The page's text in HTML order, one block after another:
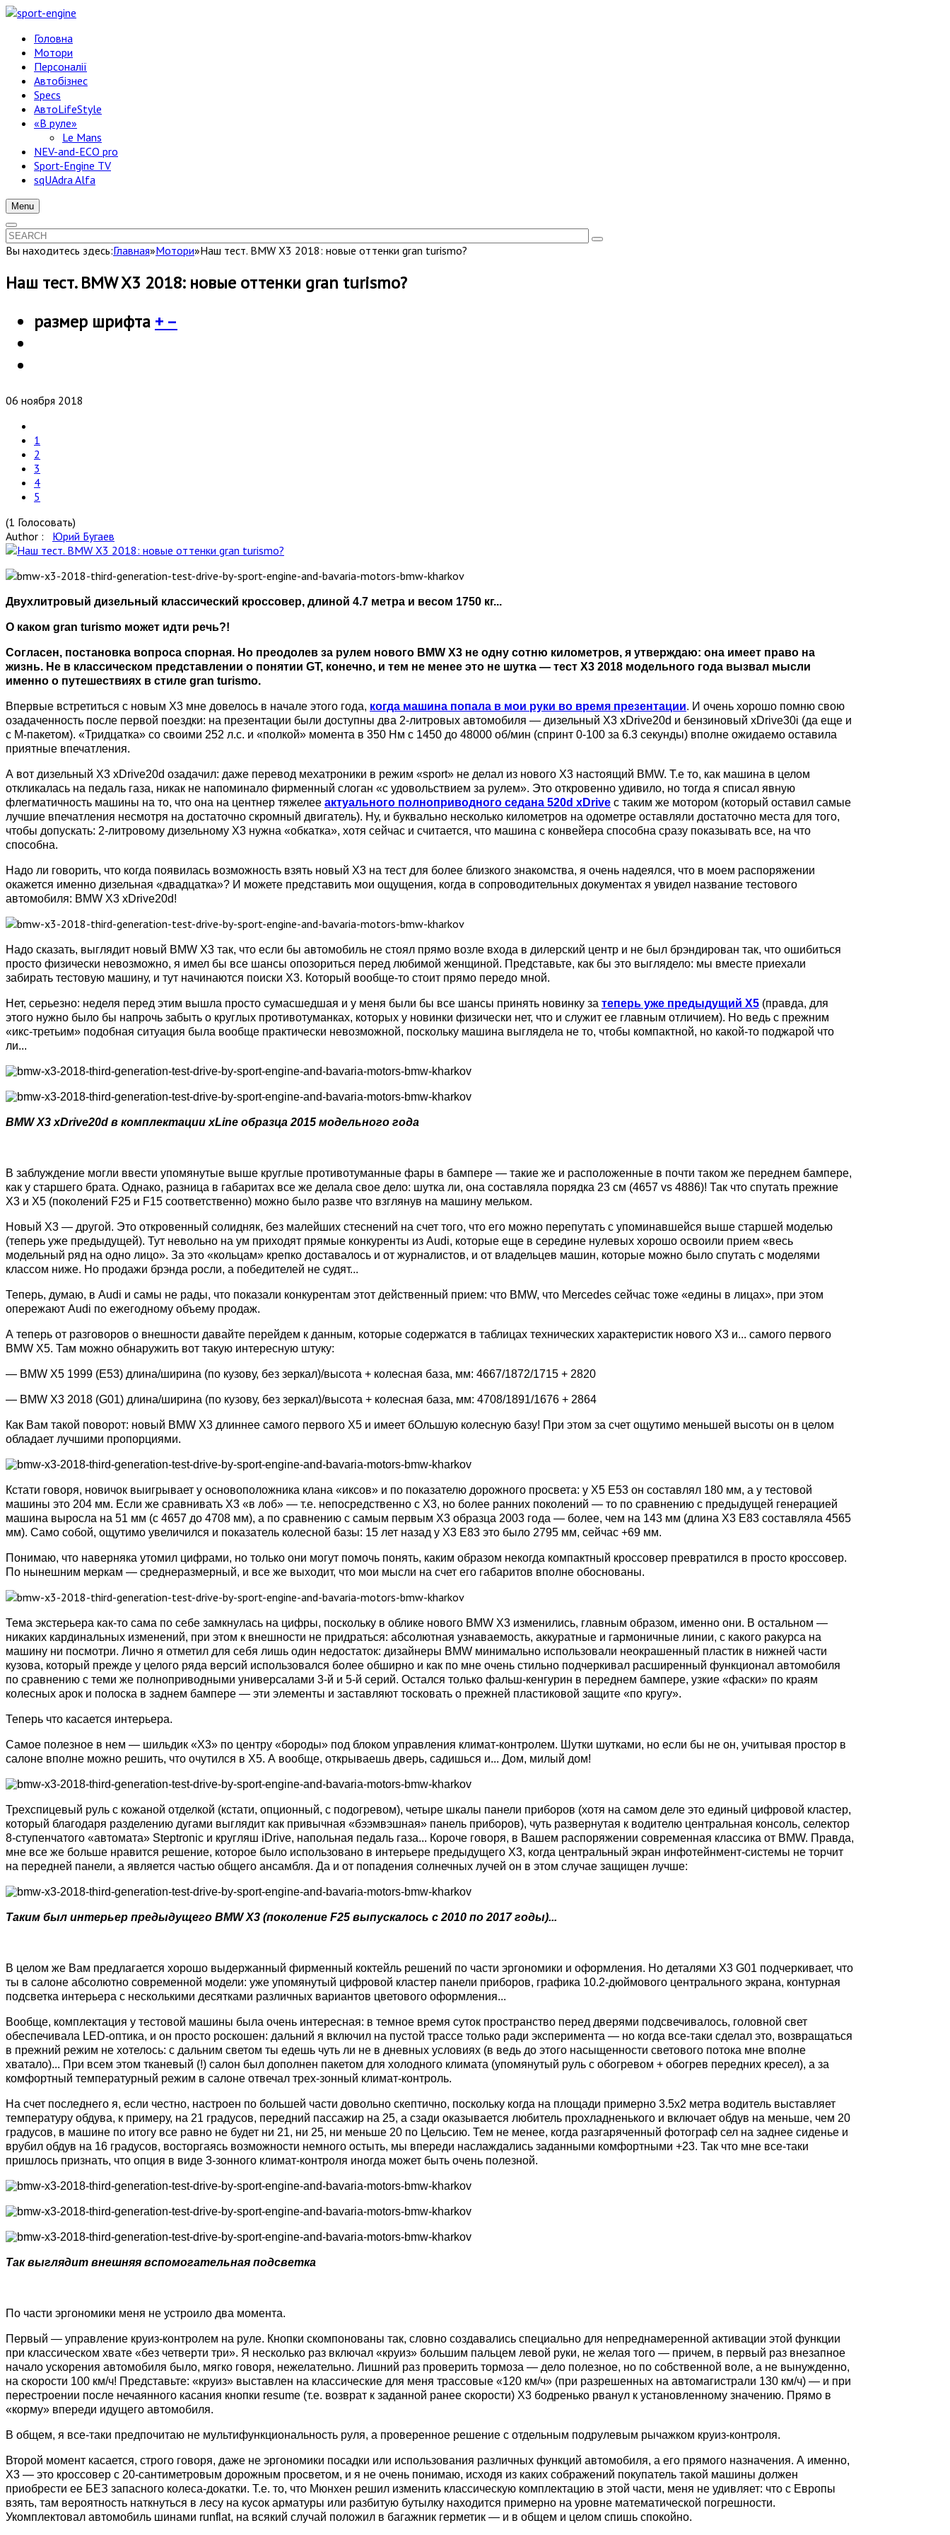
Головна
Мотори
Персоналії
Автобізнес
Specs
АвтоLifeStyle
«В руле»
Le Mans
NEV-and-ECO pro
Sport-Engine TV
sqUAdra Alfa
Menu
Вы находитесь здесь:Главная»Мотори»Наш тест. BMW X3 2018: новые оттенки gran turismo?
Наш тест. BMW X3 2018: новые оттенки gran turismo?
размер шрифта + –
06 ноября 2018
1
2
3
4
5
(1 Голосовать)
Author : Юрий Бугаев
Двухлитровый дизельный классический кроссовер, длиной 4.7 метра и весом 1750 кг...
О каком gran turismo может идти речь?!
Согласен, постановка вопроса спорная. Но преодолев за рулем нового BMW X3 не одну сотню километров, я утверждаю: она имеет право на
жизнь. Не в классическом представлении о понятии GT, конечно, и тем не менее это не шутка — тест X3 2018 модельного года вызвал мысли
именно о путешествиях в стиле gran turismo.
Впервые встретиться с новым X3 мне довелось в начале этого года, когда машина попала в мои руки во время презентации. И очень хорошо помню свою
озадаченность после первой поездки: на презентации были доступны два 2-литровых автомобиля — дизельный X3 xDrive20d и бензиновый xDrive30i (да еще и
с М-пакетом). «Тридцатка» со своими 252 л.с. и «полкой» момента в 350 Нм с 1450 до 48000 об/мин (спринт 0-100 за 6.3 секунды) вполне ожидаемо оставила
приятные впечатления.
А вот дизельный X3 xDrive20d озадачил: даже перевод мехатроники в режим «sport» не делал из нового X3 настоящий BMW. Т.е то, как машина в целом
откликалась на педаль газа, никак не напоминало фирменный слоган «с удовольствием за рулем». Это откровенно удивило, но тогда я списал явную
флегматичность машины на то, что она на центнер тяжелее актуального полноприводного седана 520d xDrive с таким же мотором (который оставил самые
лучшие впечатления несмотря на достаточно скромный двигатель). Ну, и буквально несколько километров на одометре оставляли достаточно места для того,
чтобы допускать: 2-литровому дизельному X3 нужна «обкатка», хотя сейчас и считается, что машина с конвейера способна сразу показывать все, на что
способна.
Надо ли говорить, что когда появилась возможность взять новый X3 на тест для более близкого знакомства, я очень надеялся, что в моем распоряжении
окажется именно дизельная «двадцатка»? И можете представить мои ощущения, когда в сопроводительных документах я увидел название тестового
автомобиля: BMW X3 xDrive20d!
Надо сказать, выглядит новый BMW X3 так, что если бы автомобиль не стоял прямо возле входа в дилерский центр и не был брэндирован так, что ошибиться
просто физически невозможно, я имел бы все шансы опозориться перед любимой женщиной. Представьте, как бы это выглядело: мы вместе приехали
забирать тестовую машину, и тут начинаются поиски X3. Который вообще-то стоит прямо передо мной.
Нет, серьезно: неделя перед этим вышла просто сумасшедшая и у меня были бы все шансы принять новинку за теперь уже предыдущий X5 (правда, для
этого нужно было бы напрочь забыть о круглых противотуманках, которых у новинки физически нет, что и служит ее главным отличием). Но ведь с прежним
«икс-третьим» подобная ситуация была вообще практически невозможной, поскольку машина выглядела не то, чтобы компактной, но какой-то поджарой что
ли...
BMW X3 xDrive20d в комплектации xLine образца 2015 модельного года
В заблуждение могли ввести упомянутые выше круглые противотуманные фары в бампере — такие же и расположенные в почти таком же переднем бампере,
как у старшего брата. Однако, разница в габаритах все же делала свое дело: шутка ли, она составляла порядка 23 см (4657 vs 4886)! Так что спутать прежние
X3 и X5 (поколений F25 и F15 соответственно) можно было разве что взглянув на машину мельком.
Новый X3 — другой. Это откровенный солидняк, без малейших стеснений на счет того, что его можно перепутать с упоминавшейся выше старшей моделью
(теперь уже предыдущей). Тут невольно на ум приходят прямые конкуренты из Audi, которые еще в середине нулевых хорошо освоили прием «весь
модельный ряд на одно лицо». За это «кольцам» крепко доставалось и от журналистов, и от владельцев машин, которые можно было спутать с моделями
классом ниже. Но продажи брэнда росли, а победителей не судят...
Теперь, думаю, в Audi и самы не рады, что показали конкурентам этот действенный прием: что BMW, что Mercedes сейчас тоже «едины в лицах», при этом
опережают Audi по ежегодному объему продаж.
А теперь от разговоров о внешности давайте перейдем к данным, которые содержатся в таблицах технических характеристик нового X3 и... самого первого
BMW X5. Там можно обнаружить вот такую интересную штуку:
— BMW X5 1999 (E53) длина/ширина (по кузову, без зеркал)/высота + колесная база, мм: 4667/1872/1715 + 2820
— BMW X3 2018 (G01) длина/ширина (по кузову, без зеркал)/высота + колесная база, мм: 4708/1891/1676 + 2864
Как Вам такой поворот: новый BMW X3 длиннее самого первого X5 и имеет бОльшую колесную базу! При этом за счет ощутимо меньшей высоты он в целом
обладает лучшими пропорциями.
Кстати говоря, новичок выигрывает у основоположника клана «иксов» и по показателю дорожного просвета: у X5 Е53 он составлял 180 мм, а у тестовой
машины это 204 мм. Если же сравнивать X3 «в лоб» — т.е. непосредственно с X3, но более ранних поколений — то по сравнению с предыдущей генерацией
машина выросла на 51 мм (с 4657 до 4708 мм), а по сравнению с самым первым X3 образца 2003 года — более, чем на 143 мм (длина X3 E83 составляла 4565
мм). Само собой, ощутимо увеличился и показатель колесной базы: 15 лет назад у X3 E83 это было 2795 мм, сейчас +69 мм.
Понимаю, что наверняка утомил цифрами, но только они могут помочь понять, каким образом некогда компактный кроссовер превратился в просто кроссовер.
По нынешним меркам — среднеразмерный, и все же выходит, что мои мысли на счет его габаритов вполне обоснованы.
Тема экстерьера как-то сама по себе замкнулась на цифры, поскольку в облике нового BMW X3 изменились, главным образом, именно они. В остальном —
никаких кардинальных изменений, при этом к внешности не придраться: абсолютная узнаваемость, аккуратные и гармоничные линии, с какого ракурса на
машину ни посмотри. Лично я отметил для себя лишь один недостаток: дизайнеры BMW минимально использовали неокрашенный пластик в нижней части
кузова, который прежде у целого ряда версий использовался более обширно и как по мне очень стильно подчеркивал расширенный функционал автомобиля
по сравнению с теми же полноприводными универсалами 3-й и 5-й серий. Остался только фальш-кенгурин в переднем бампере, узкие «фаски» по краям
колесных арок и полоска в заднем бампере — эти элементы и заставляют тосковать о прежней пластиковой защите «по кругу».
Теперь что касается интерьера.
Самое полезное в нем — шильдик «X3» по центру «бороды» под блоком управления климат-контролем. Шутки шутками, но если бы не он, учитывая простор в
салоне вполне можно решить, что очутился в X5. А вообще, открываешь дверь, садишься и... Дом, милый дом!
Трехспицевый руль с кожаной отделкой (кстати, опционный, с подогревом), четыре шкалы панели приборов (хотя на самом деле это единый цифровой кластер,
который благодаря разделению дугами выглядит как привычная «бээмвэшная» панель приборов), чуть развернутая к водителю центральная консоль, селектор
8-ступенчатого «автомата» Steptronic и кругляш iDrive, напольная педаль газа... Короче говоря, в Вашем распоряжении современная классика от BMW. Правда,
мне все же больше нравится решение, которое было использовано в интерьере предыдущего X3, когда центральный экран инфотейнмент-системы не торчит
на передней панели, а является частью общего ансамбля. Да и от попадения солнечных лучей он в этом случае защищен лучше:
Таким был интерьер предыдущего BMW X3 (поколение F25 выпускалось с 2010 по 2017 годы)...
В целом же Вам предлагается хорошо выдержанный фирменный коктейль решений по части эргономики и оформления. Но деталями X3 G01 подчеркивает, что
ты в салоне абсолютно современной модели: уже упомянутый цифровой кластер панели приборов, графика 10.2-дюймового центрального экрана, контурная
подсветка интерьера с несколькими десятками различных вариантов цветового оформления...
Вообще, комплектация у тестовой машины была очень интересная: в темное время суток пространство перед дверями подсвечивалось, головной свет
обеспечивала LED-оптика, и он просто роскошен: дальний я включил на пустой трассе только ради эксперимента — но когда все-таки сделал это, возвращаться
в прежний режим не хотелось: с дальним светом ты едешь чуть ли не в дневных условиях (в ведь до этого насыщенности светового потока мне вполне
хватало)... При всем этом тканевый (!) салон был дополнен пакетом для холодного климата (упомянутый руль с обогревом + обогрев передних кресел), а за
комфортный температурный режим в салоне отвечал трех-зонный климат-контроль.
На счет последнего я, если честно, настроен по большей части довольно скептично, поскольку когда на площади примерно 3.5х2 метра водитель выставляет
температуру обдува, к примеру, на 21 градусов, передний пассажир на 25, а сзади оказывается любитель прохладненького и включает обдув на меньше, чем 20
градусов, в машине по итогу все равно не будет ни 21, ни 25, ни меньше 20 по Цельсию. Тем не менее, когда разгаряченный фотограф сел на заднее сиденье и
врубил обдув на 16 градусов, восторгаясь возможности немного остыть, мы впереди наслаждались заданными комфортными +23. Так что мне все-таки
пришлось признать, что опция в виде 3-зонного климат-контроля иногда может быть очень полезной.
Так выглядит внешняя вспомогательная подсветка
По части эргономики меня не устроило два момента.
Первый — управление круиз-контролем на руле. Кнопки скомпонованы так, словно создавались специально для непреднамеренной активации этой функции
при классическом хвате «без четверти три». Я несколько раз включал «круиз» большим пальцем левой руки, не желая того — причем, в первый раз внезапное
начало ускорения автомобиля было, мягко говоря, нежелательно. Лишний раз проверить тормоза — дело полезное, но по собственной воле, а не вынужденно,
на скорости 100 км/ч! Представьте: «круиз» выставлен на классические для меня трассовые «120 км/ч» (при разрешенных на автомагистрали 130 км/ч) — и при
перестроении после нечаянного касания кнопки resume (т.е. возврат к заданной ранее скорости) X3 бодренько рванул к установленному значению. Прямо в
«корму» впереди идущего автомобиля.
В общем, я все-таки предпочитаю не мультифункциональность руля, а проверенное решение с отдельным подрулевым рычажком круиз-контроля.
Второй момент касается, строго говоря, даже не эргономики посадки или использования различных функций автомобиля, а его прямого назначения. А именно,
X3 — это кроссовер с 20-сантиметровым дорожным просветом, и я не очень понимаю, исходя из каких сображений покупатель такой машины должен
приобрести ее БЕЗ запасного колеса-докатки. Т.е. то, что Мюнхен решил изменить классическую комплектацию в этой части, меня не удивляет: что с Европы
взять, там вероятность наткнуться в лесу на кусок арматуры или разбитую бутылку находится примерно на уровне математической погрешности.
Укомплектовал автомобиль шинами runflat, на всякий случай положил в багажник герметик — и в общем и целом спишь спокойно.